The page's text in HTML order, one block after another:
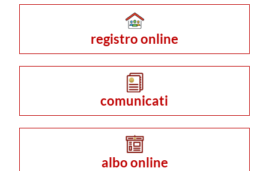
registro online
comunicati
albo online